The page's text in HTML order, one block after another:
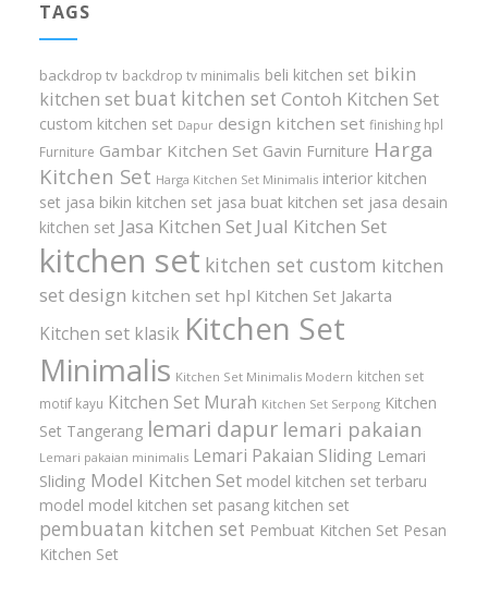
TAGS
backdrop tv backdrop tv minimalis beli kitchen set bikin
kitchen set buat kitchen set Contoh Kitchen Set
custom kitchen set Dapur design kitchen set finishing hpl
Furniture Gambar Kitchen Set Gavin Furniture Harga
Kitchen Set Harga Kitchen Set Minimalis interior kitchen
set jasa bikin kitchen set jasa buat kitchen set jasa desain
kitchen set Jasa Kitchen Set Jual Kitchen Set
kitchen set kitchen set custom kitchen
set design kitchen set hpl Kitchen Set Jakarta
Kitchen set klasik Kitchen Set
Minimalis Kitchen Set Minimalis Modern kitchen set
motif kayu Kitchen Set Murah Kitchen Set Serpong Kitchen
Set Tangerang lemari dapur lemari pakaian
Lemari pakaian minimalis Lemari Pakaian Sliding Lemari
Sliding Model Kitchen Set model kitchen set terbaru
model model kitchen set pasang kitchen set
pembuatan kitchen set Pembuat Kitchen Set Pesan
Kitchen Set